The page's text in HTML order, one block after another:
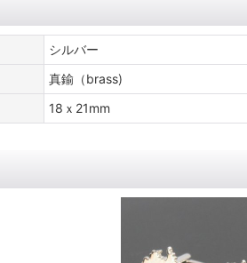
シルバー
真鍮（brass)
18ｘ21mm